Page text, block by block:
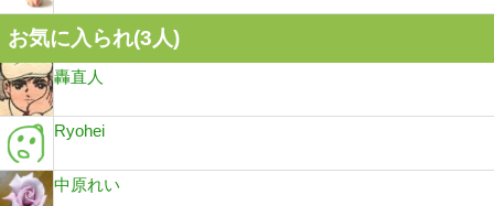
お気に入られ(3人)
轟直人
Ryohei
中原れい